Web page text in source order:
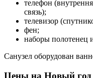
телефон
связь);
телевизор
фен;
наборы полотенец
Санузел оборудован
Цены на Новый год